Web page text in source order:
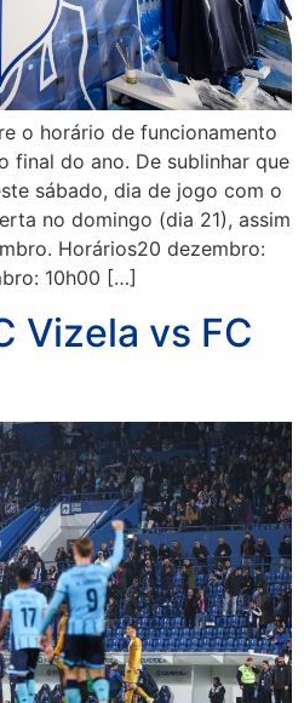
o horário de funcionamento
final do ano. De sublinhar que
sábado, dia de jogo com o
no domingo (dia 21), assim
Horários20 dezembro:
10h00 […]
Vizela vs FC